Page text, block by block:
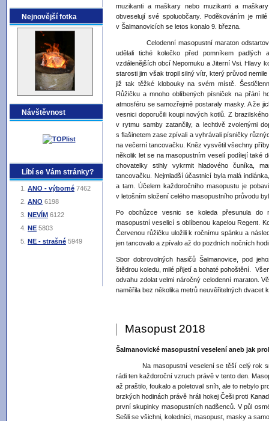
Nejnovější fotka
Návštěvnost
Líbí se Vám stránky?
ANO - výborné 7462
ANO 6198
NEVÍM 6122
NE 5803
NE - strašné 5949
muzikanti a maškary nebo muzikanti a
obveselují své spoluobčany. Poděkováním je
v Šalmanovicích se letos konalo 9. března.
Celodenní masopustní maraton odstartoval
udělali tiché kolečko před pomníkem
vzdálenějších obcí Nepomuku a Jiterní Vsi. Hlavy
starosti jim však tropil silný vítr, který průvod
již tak těžké klobouky na svém místě.
Růžičku a mnoho oblíbených písniček na přání
atmosféru se samozřejmě postaraly masky. A že
vesnici doporučili koupi nových kotlů. Z
v rytmu samby zatančily, a lechtivě zvolenými
s flašinetem zase zpívali a vyhrávali písničky
na večerní tancovačku. Kněz vysvětil všechny
několik let se na masopustním veselí podílejí také
chovatelky stihly vykrmit hladového čuníka,
tancovačku. Nejmladší účastnicí byla malá
a tam. Účelem každoročního masopustu je
v letošním složení celého masopustního průvodu
Po obchůzce vesnic se koleda přesunula do
masopustní veselicí s oblíbenou kapelou Regent.
Červenou růžičku uložili k ročnímu spánku a
jen tancovalo a zpívalo až do pozdních nočních
Sbor dobrovolných hasičů Šalmanovice, pod
štědrou koledu, milé přijetí a bohaté pohoštění.
odvahu zdolat velmi náročný celodenní maraton.
naměřila bez několika metrů neuvěřitelných dvacet
Masopust 2018
Šalmanovické masopustní veselení aneb jak
Na masopustní veselení se těší celý rok
rádi ten každoroční vzruch právě v tento den.
až praštilo, foukalo a poletoval sníh, ale to nebylo
brzkých hodinách právě hráli hokej Češi proti
první skupinky masopustních nadšenců. V půl
Sešli se všichni, koledníci, masopust, masky a